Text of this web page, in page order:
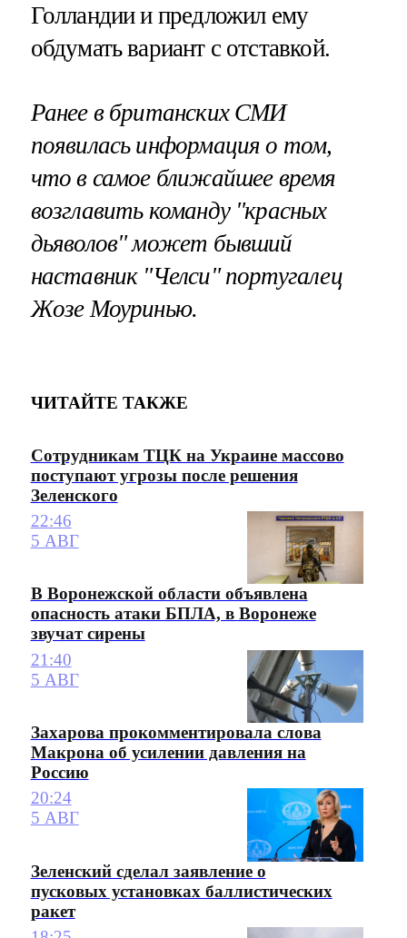
Голландии и предложил ему
обдумать вариант с отставкой.
Ранее в британских СМИ
появилась информация о том,
что в самое ближайшее время
возглавить команду "красных
дьяволов" может бывший
наставник "Челси" португалец
Жозе Моуринью.
ЧИТАЙТЕ ТАКЖЕ
Сотрудникам ТЦК на Украине массово
поступают угрозы после решения
Зеленского
22:46
5 АВГ
В Воронежской области объявлена
опасность атаки БПЛА, в Воронеже
звучат сирены
21:40
5 АВГ
Захарова прокомментировала слова
Макрона об усилении давления на
Россию
20:24
5 АВГ
Зеленский сделал заявление о
пусковых установках баллистических
ракет